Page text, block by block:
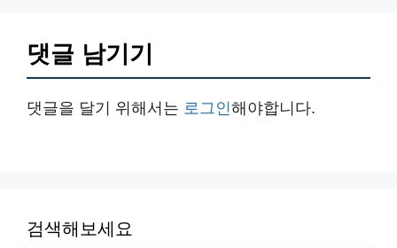
댓글 남기기
댓글을 달기 위해서는 로그인해야합니다.
검색해보세요